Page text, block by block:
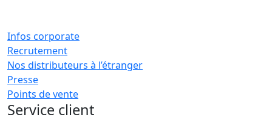
Infos corporate
Recrutement
Nos distributeurs à l’étranger
Presse
Points de vente
Service client